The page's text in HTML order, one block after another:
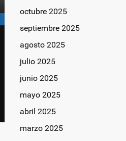
octubre 2025
septiembre 2025
agosto 2025
julio 2025
junio 2025
mayo 2025
abril 2025
marzo 2025